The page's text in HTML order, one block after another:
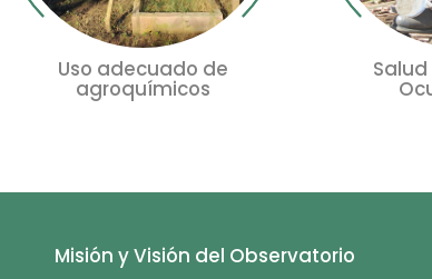
Uso adecuado de
agroquímicos
Misión y Visión del Observatorio